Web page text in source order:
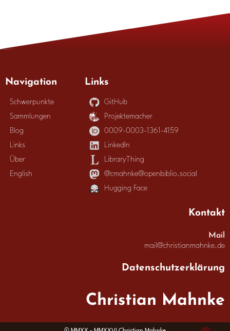
Navigation
Schwerpunkte
Sammlungen
Blog
Links
Über
English
Links
GitHub
Projektemacher
0009-0003-1361-4159
LinkedIn
LibraryThing
@cmahnke@openbiblio.social
Hugging Face
Kontakt
Mail
mail@christianmahnke.de
Datenschutzerklärung
Christian Mahnke